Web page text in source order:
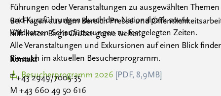
Führungen oder Veranstaltungen zu ausgewählten Themen
und Kurzführungen durch den Nationalpark sowie
Wildkatzen-Schaufütterungen zu festgelegten Zeiten.
Alle Veranstaltungen und Exkursionen auf einen Blick
Sie auch im aktuellen Besucherprogramm.
Besucherprogramm 2026 [PDF, 8,9MB]
Bei Fragen aus dem Bereich Presse und
hilft Ihnen Birgit Gruber gerne weiter.
Kontakt
T +43 2949/7005-35
M +43 660 49 50 616